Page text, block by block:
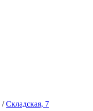
/Складская, 7